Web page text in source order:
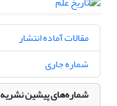
مقالات آماده انتشار
شماره جاری
شماره‌های پیشین نشریه